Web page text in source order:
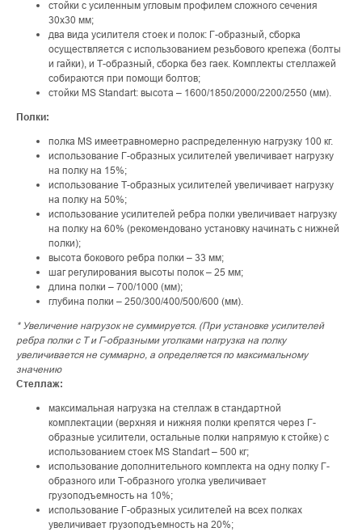
стойки с усиленным угловым профилем сложного сечения
30х30 мм;
два вида усилителя стоек и полок: Г-образный, сборка
осуществляется с использованием резьбового крепежа (болты
и гайки), и Т-образный, сборка без гаек. Комплекты стеллажей
собираются при помощи болтов;
стойки MS Standart: высота – 1600/1850/2000/2200/2550 (мм).
Полки:
полка MS имеетравномерно распределенную нагрузку 100 кг.
использование Г-образных усилителей увеличивает нагрузку
на полку на 15%;
использование Т-образных усилителей увеличивает нагрузку
на полку на 50%;
использование усилителей ребра полки увеличивает нагрузку
на полку на 60% (рекомендовано установку начинать с нижней
полки);
высота бокового ребра полки – 33 мм;
шаг регулирования высоты полок – 25 мм;
длина полки – 700/1000 (мм);
глубина полки – 250/300/400/500/600 (мм).
* Увеличение нагрузок не суммируется. (При установке усилителей
ребра полки с Т и Г-образными уголками нагрузка на полку
увеличивается не суммарно, а определяется по максимальному
значению
Стеллаж:
максимальная нагрузка на стеллаж в стандартной
комплектации (верхняя и нижняя полки крепятся через Г-
образные усилители, остальные полки напрямую к стойке) с
использованием стоек MS Standart – 500 кг;
использование дополнительного комплекта на одну полку Г-
образного или Т-образного уголка увеличивает
грузоподъемность на 10%;
использование Г-образных усилителей на всех полках
увеличивает грузоподъемность на 20%;